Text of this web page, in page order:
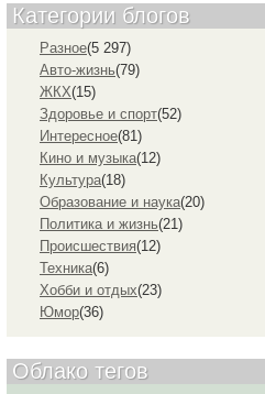
Категории блогов
Разное(5 297)
Авто-жизнь(79)
ЖКХ(15)
Здоровье и спорт(52)
Интересное(81)
Кино и музыка(12)
Культура(18)
Образование и наука(20)
Политика и жизнь(21)
Проиcшествия(12)
Техника(6)
Хобби и отдых(23)
Юмор(36)
Облако тегов